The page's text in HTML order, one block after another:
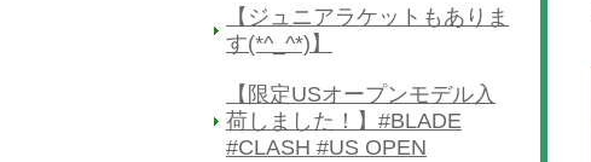
【ジュニアラケットもありま
す(*^_^*)】
【限定USオープンモデル入
荷しました！】#BLADE
#CLASH #US OPEN